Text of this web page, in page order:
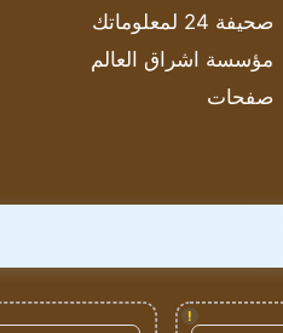
صحيفة 24 لمعلوماتك
مؤسسة اشراق العالم
صفحات
!